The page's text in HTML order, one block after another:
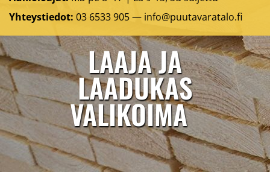
Yhteystiedot: 03 6533 905 — info@puutavaratalo.fi
LAAJA JA
LAADUKAS
VALIKOIMA